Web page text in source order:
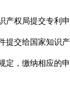
权局提交专利申
交给国家知识产
，缴纳相应的申